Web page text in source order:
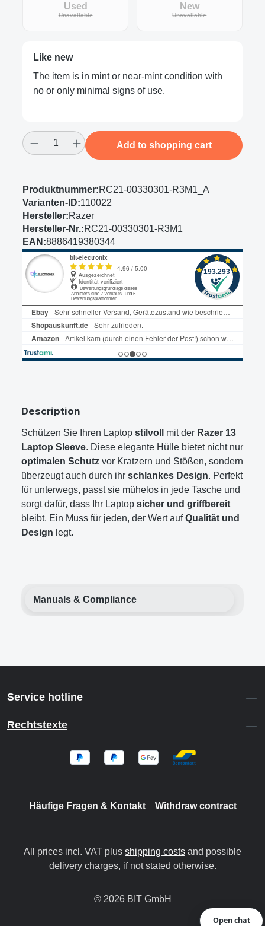
Used
Unavailable(This option is currently unavailable.)
New
Unavailable(This option is
Like new
The item is in mint or near-mint condition with
no or only minimal signs of use.
Product Quantity: Enter the desired
Add to shopping cart
Produktnummer:RC21-00330301-R3M1_A
Varianten-ID:110022
Hersteller:Razer
Hersteller-Nr.:RC21-00330301-R3M1
EAN:8886419380344
Description
Schützen Sie Ihren Laptop stilvoll mit der Razer 13
Laptop Sleeve. Diese elegante Hülle bietet nicht nur
optimalen Schutz vor Kratzern und Stößen, sondern
überzeugt auch durch ihr schlankes Design. Perfekt
für unterwegs, passt sie mühelos in jede Tasche und
sorgt dafür, dass Ihr Laptop sicher und griffbereit
bleibt. Ein Muss für jeden, der Wert aufQualität und
Design legt.
Manuals & Compliance
Service hotline
Rechtstexte
Häufige Fragen & Kontakt Withdraw contract
All prices incl. VAT plus shipping costs and possible
delivery charges, if not stated otherwise.
© 2026 BIT GmbH
Open chat